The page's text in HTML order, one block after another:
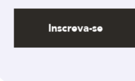
Inscreva-se